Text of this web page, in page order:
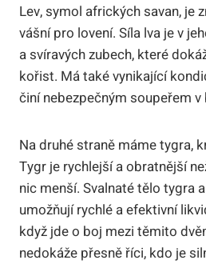
Lev, symol afrických savan, je
vášní pro lovení. Síla lva je v
a svíravých zubech, které
kořist. Má také vynikající
činí nebezpečným soupeřem
Na druhé straně máme tygra,
Tygr je rychlejší a obratnější
nic menší. Svalnaté tělo tygra
umožňují rychlé a efektivní
když jde o boj mezi těmito
nedokáže přesně říci, kdo je